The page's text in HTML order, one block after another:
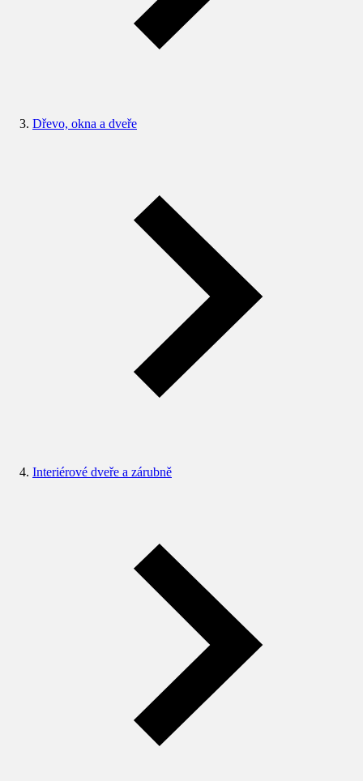
Dřevo, okna a dveře
Interiérové dveře a zárubně